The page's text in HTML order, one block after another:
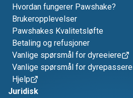
Hvordan fungerer Pawshake?
Brukeropplevelser
Pawshakes Kvalitetsløfte
Betaling og refusjoner
Vanlige spørsmål for dyreeiere
Vanlige spørsmål for dyrepassere
Hjelp
Juridisk